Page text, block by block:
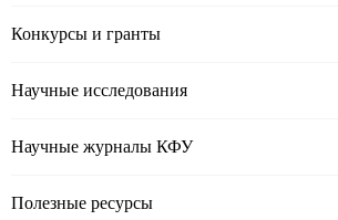
Конкурсы и гранты
Научные исследования
Научные журналы КФУ
Полезные реcурсы